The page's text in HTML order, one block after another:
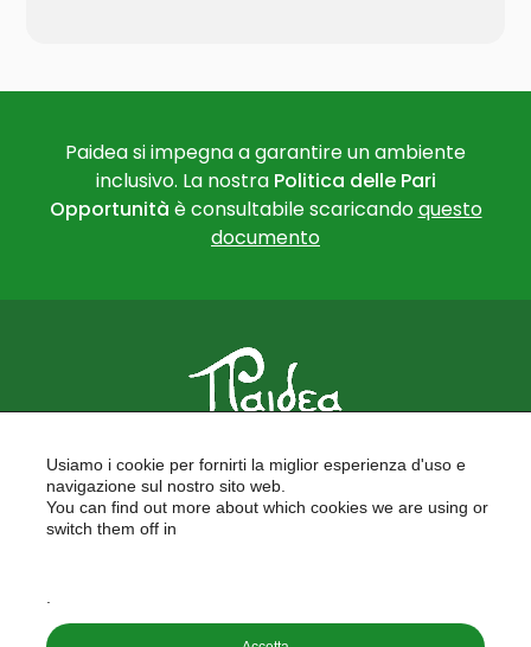
Paidea si impegna a garantire un ambiente
inclusivo. La nostra Politica delle Pari
Opportunità è consultabile scaricandoquesto
documento
FORMAZIONE PER LE SCUOLE
FORMAZIONE PROFESSIONALE
PROGETTI EUROPEI
Copyright © 2026
Usiamo i cookie per fornirti la miglior esperienza d'uso e
navigazione sul nostro sito web.
You can find out more about which cookies we are using or
switch them off in